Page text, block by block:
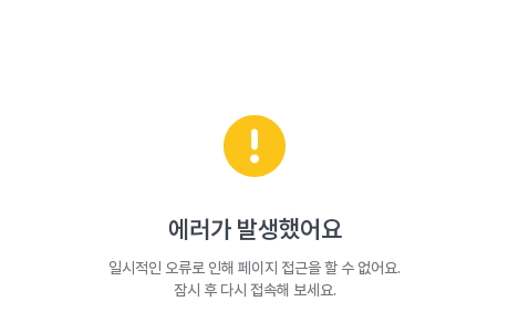
에러가 발생했어요
일시적인 오류로 인해 페이지 접근을 할 수 없어요.
잠시 후 다시 접속해 보세요.